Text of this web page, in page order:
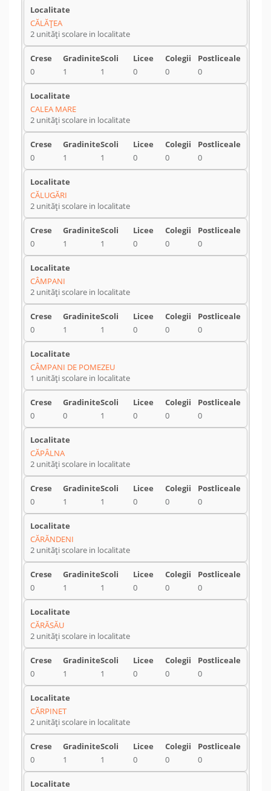
CĂLĂŢEA
2 unități scolare in localitate
0 1 1 0 0 0
CALEA MARE
2 unități scolare in localitate
0 1 1 0 0 0
CĂLUGĂRI
2 unități scolare in localitate
0 1 1 0 0 0
CÂMPANI
2 unități scolare in localitate
0 1 1 0 0 0
CÂMPANI DE POMEZEU
1 unități scolare in localitate
0 0 1 0 0 0
CĂPÂLNA
2 unități scolare in localitate
0 1 1 0 0 0
CĂRĂNDENI
2 unități scolare in localitate
0 1 1 0 0 0
CĂRĂSĂU
2 unități scolare in localitate
0 1 1 0 0 0
CĂRPINET
2 unități scolare in localitate
0 1 1 0 0 0